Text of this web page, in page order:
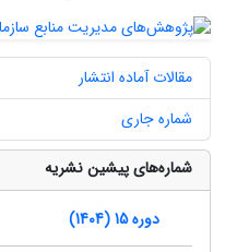
مقالات آماده انتشار
شماره جاری
شماره‌های پیشین نشریه
دوره 15 (1404)